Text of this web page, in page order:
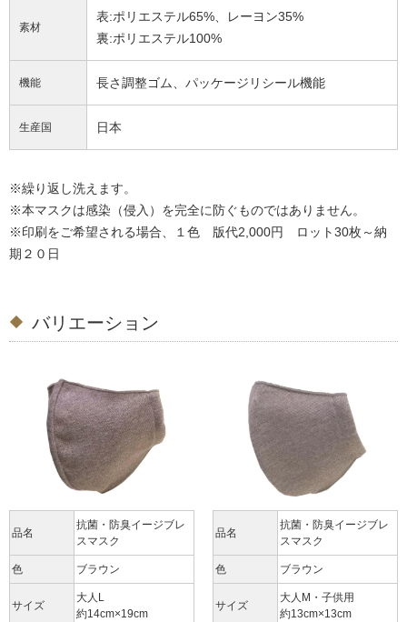
素材
表:ポリエステル65%、レーヨン35%
裏:ポリエステル100%
機能 長さ調整ゴム、パッケージリシール機能
生産国 日本
※繰り返し洗えます。
※本マスクは感染（侵入）を完全に防ぐものではありません。
※印刷をご希望される場合、１色 版代2,000円 ロット30枚～納
期２０日
バリエーション
品名
抗菌・防臭イージブレ
スマスク
色 ブラウン
サイズ
大人L
約14cm×19cm
品名
抗菌・防臭イージブレ
スマスク
色 ブラウン
サイズ
大人M・子供用
約13cm×13cm